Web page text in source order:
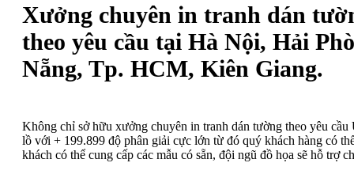
Xưởng chuyên in tranh dán
theo yêu cầu tại Hà Nội, Hải
Nẵng, Tp. HCM, Kiên Giang.
Không chỉ sở hữu xưởng chuyên in tranh dán tường theo yêu
lồ với + 199.899 độ phân giải cực lớn từ đó quý khách hàng có
khách có thể cung cấp các mẫu có sẵn, đội ngũ đồ họa sẽ hỗ trợ